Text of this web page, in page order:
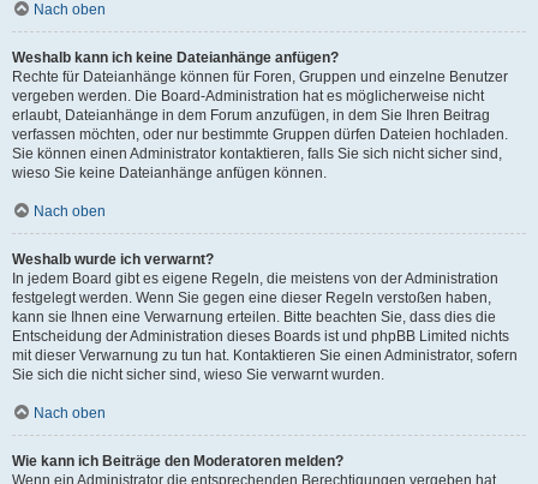
Nach oben
Weshalb kann ich keine Dateianhänge anfügen?
Rechte für Dateianhänge können für Foren, Gruppen und einzelne Benutzer
vergeben werden. Die Board-Administration hat es möglicherweise nicht
erlaubt, Dateianhänge in dem Forum anzufügen, in dem Sie Ihren Beitrag
verfassen möchten, oder nur bestimmte Gruppen dürfen Dateien hochladen.
Sie können einen Administrator kontaktieren, falls Sie sich nicht sicher sind,
wieso Sie keine Dateianhänge anfügen können.
Nach oben
Weshalb wurde ich verwarnt?
In jedem Board gibt es eigene Regeln, die meistens von der Administration
festgelegt werden. Wenn Sie gegen eine dieser Regeln verstoßen haben,
kann sie Ihnen eine Verwarnung erteilen. Bitte beachten Sie, dass dies die
Entscheidung der Administration dieses Boards ist und phpBB Limited nichts
mit dieser Verwarnung zu tun hat. Kontaktieren Sie einen Administrator, sofern
Sie sich die nicht sicher sind, wieso Sie verwarnt wurden.
Nach oben
Wie kann ich Beiträge den Moderatoren melden?
Wenn ein Administrator die entsprechenden Berechtigungen vergeben hat,